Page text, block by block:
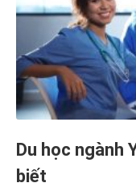
Du học ngành
biết